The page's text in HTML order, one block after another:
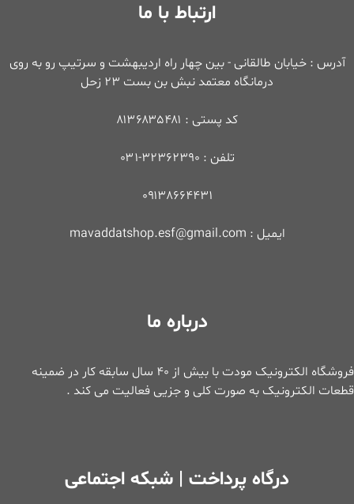
ارتباط با ما
آدرس : خیابان طالقانی - بین چهار راه اردیبهشت و سرتیپ رو به روی
درمانگاه معتمد نبش بن بست ۲۳ زحل
کد پستی : ۸۱۳۶۸۳۵۴۸۱
تلفن : ۳۲۳۶۲۳۹۰-۰۳۱
۰۹۱۳۸۶۶۴۴۳۱
ایمیل : mavaddatshop.esf@gmail.com
درباره ما
فروشگاه الکترونیک مودت با بیش از ۴۰ سال سابقه کار در ضمینه
قطعات الکترونیک به صورت کلی و جزیی فعالیت می کند .
درگاه پرداخت | شبکه اجتماعی